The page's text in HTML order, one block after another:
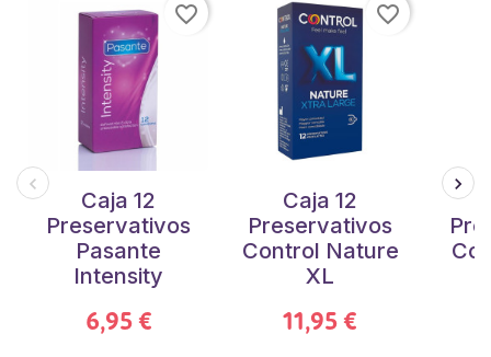
Caja 12
Preservativos
Pasante
Intensity
6,95 €
favorite_border
Caja 12
Preservativos
Control Nature
XL
11,95 €
favorite_border